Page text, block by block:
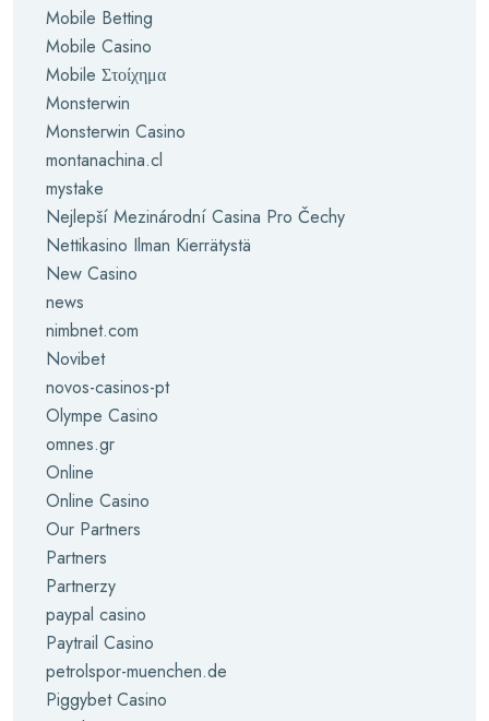
Mobile Betting
Mobile Casino
Mobile Στοίχημα
Monsterwin
Monsterwin Casino
montanachina.cl
mystake
Nejlepší Mezinárodní Casina Pro Čechy
Nettikasino Ilman Kierrätystä
New Casino
news
nimbnet.com
Novibet
novos-casinos-pt
Olympe Casino
omnes.gr
Online
Online Casino
Our Partners
Partners
Partnerzy
paypal casino
Paytrail Casino
petrolspor-muenchen.de
Piggybet Casino